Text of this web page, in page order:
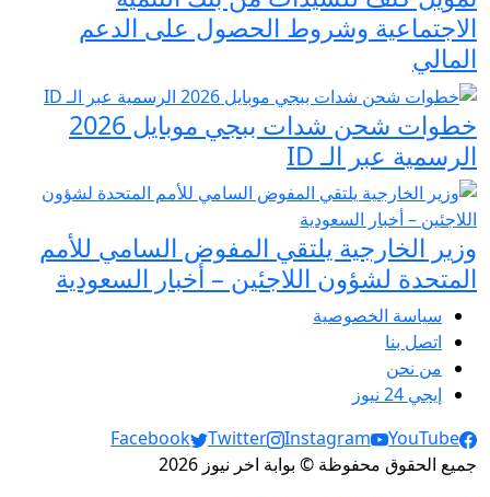
الاجتماعية وشروط الحصول على الدعم
المالي
خطوات شحن شدات ببجي موبايل 2026
الرسمية عبر الـ ID
وزير الخارجية يلتقي المفوض السامي للأمم
المتحدة لشؤون اللاجئين – أخبار السعودية
سياسة الخصوصية
اتصل بنا
من نحن
إيجي 24 نيوز
Social Links
Facebook Twitter Instagram
YouTube
جميع الحقوق محفوظة © بوابة اخر نيوز 2026